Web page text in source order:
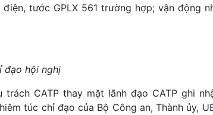
tước GPLX 561 trường hợp; vận động
đạo hội nghị
CATP thay mặt lãnh đạo CATP ghi
túc chỉ đạo của Bộ Công an, Thành ủy,